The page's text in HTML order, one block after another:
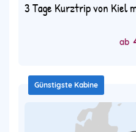
3 Tage Kurztrip von Kiel
ab
Günstigste Kabine